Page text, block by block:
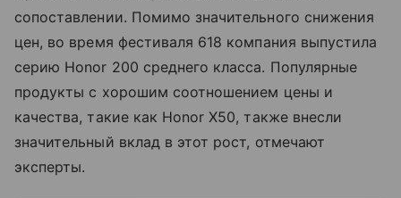
сопоставлении. Помимо значительного снижения
цен, во время фестиваля 618 компания выпустила
серию Honor 200 среднего класса. Популярные
продукты с хорошим соотношением цены и
качества, такие как Honor X50, также внесли
значительный вклад в этот рост, отмечают
эксперты.